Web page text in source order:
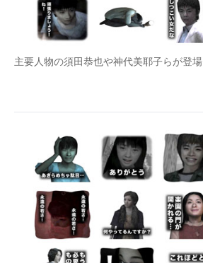
主要人物の須田恭也や神代美耶子らが登場